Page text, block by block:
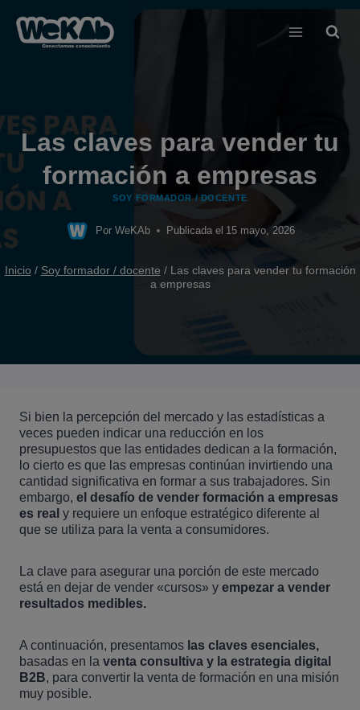
contenido
Las claves para vender tu
formación a empresas
SOY FORMADOR / DOCENTE
Por WeKAb Publicada el 15 mayo, 2026
Inicio / Soy formador / docente / Las claves para vender tu formación
a empresas
Si bien la percepción del mercado y las estadísticas a
veces pueden indicar una reducción en los
presupuestos que las entidades dedican a la formación,
lo cierto es que las empresas continúan invirtiendo una
cantidad significativa en formar a sus trabajadores. Sin
embargo, el desafío de vender formación a empresas
es real y requiere un enfoque estratégico diferente al
que se utiliza para la venta a consumidores.
La clave para asegurar una porción de este mercado
está en dejar de vender «cursos» y empezar a vender
resultados medibles.
A continuación, presentamos las claves esenciales,
basadas en la venta consultiva y la estrategia digital
B2B, para convertir la venta de formación en una misión
muy posible.